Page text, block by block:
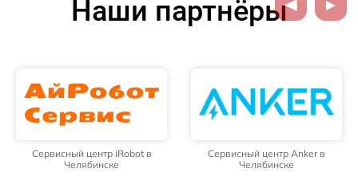
Наши партнёры
Сервисный центр iRobot в
Челябинске
Сервисный центр Anker в
Челябинске